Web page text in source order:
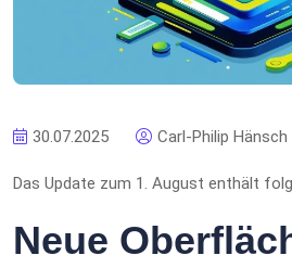
30.07.2025 Carl-Philip Hänsch
Das Update zum 1. August enthält
Neue